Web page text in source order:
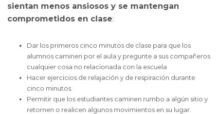
sientan menos ansiosos y se mantengan
comprometidos en clase:
Dar los primeros cinco minutos de clase para que los
alumnos caminen por el aula y pregunte a sus compañeros
cualquier cosa no relacionada con la escuela
Hacer ejercicios de relajación y de respiración durante
cinco minutos.
Permitir que los estudiantes caminen rumbo a algún sitio y
retornen o realicen algunos movimientos en su lugar.